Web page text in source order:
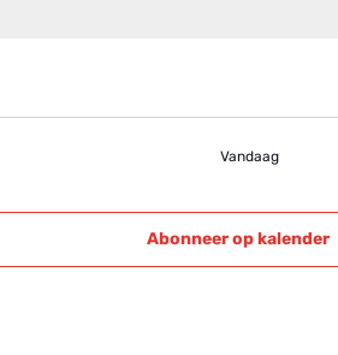
Vandaag
Abonneer op kalender